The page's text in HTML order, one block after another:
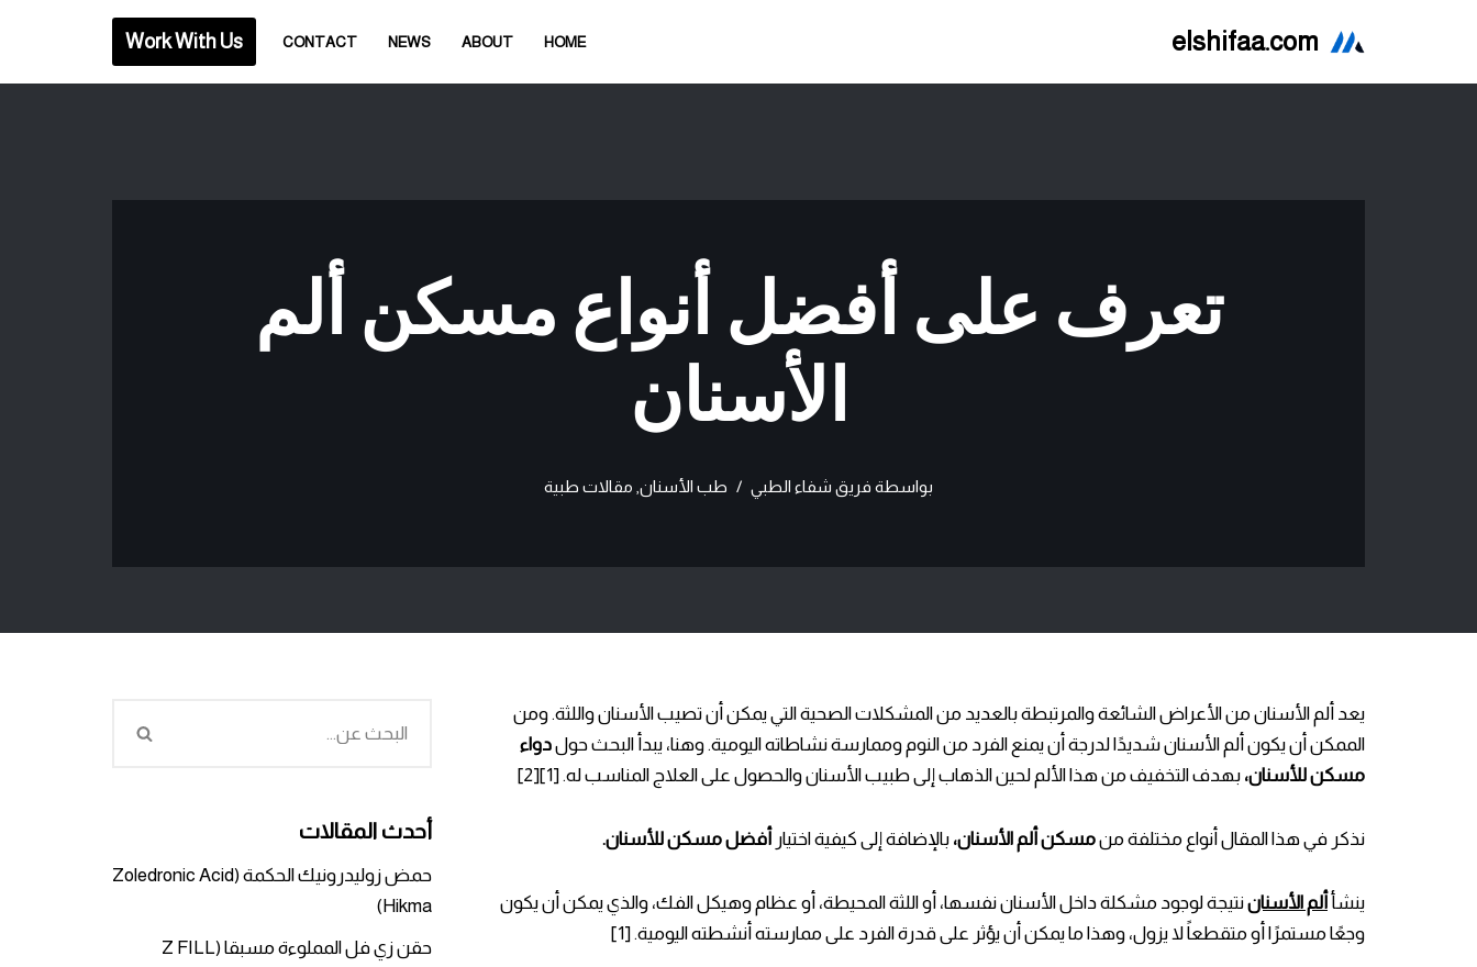
elshifaa.com
HOME
ABOUT
NEWS
CONTACT
Work With Us
تعرف على أفضل أنواع مسكن ألم
الأسنان
بواسطة فريق شفاء الطبي طب الأسنان مقالات طبية
يعد ألم الأسنان من الأعراض الشائعة والمرتبطة بالعديد من المشكلات الصحية التي يمكن أن تصيب الأسنان واللثة. ومن
الممكن أن يكون ألم الأسنان شديدًا لدرجة أن يمنع الفرد من النوم وممارسة نشاطاته اليومية. وهنا، يبدأ البحث حولدواء
مسكن للأسنان، بهدف التخفيف من هذا الألم لحين الذهاب إلى طبيب الأسنان والحصول على العلاج المناسب له. [1][2]
نذكر في هذا المقال أنواع مختلفة منمسكن ألم الأسنان، بالإضافة إلى كيفية اختيار أفضل مسكن للأسنان.
ينشأألم الأسناننتيجة لوجود مشكلة داخل الأسنان نفسها، أو اللثة المحيطة، أو عظام وهيكل الفك، والذي يمكن أن يكون
وجعًا مستمرًا أو متقطعاً لا يزول، وهذا ما يمكن أن يؤثر على قدرة الفرد على ممارسته أنشطته اليومية. [1]
أحدث المقالات
حمض زوليدرونيك الحكمة (Zoledronic Acid
Hikma)
حقن زي فل المملوءة مسبقا (Z FILL